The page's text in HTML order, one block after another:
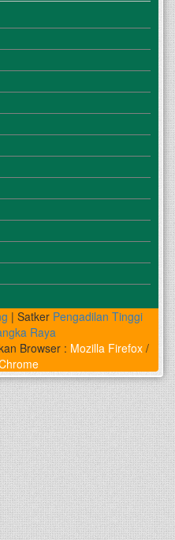
| Satker Pengadilan Tinggi
Raya
Browser : Mozilla Firefox/